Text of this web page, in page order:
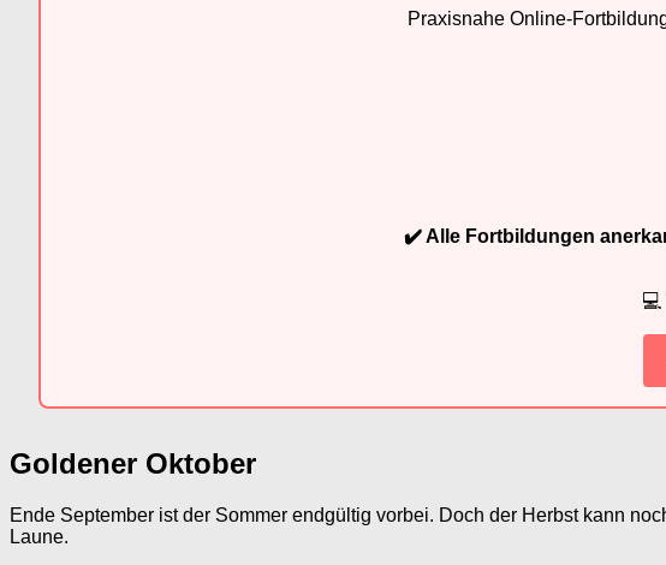
Praxisnahe Online-
✔️ Alle Fortbildungen
💻
Goldener Oktober
Ende September ist der Sommer endgültig vorbei. Doch der Herbst kann
Laune.